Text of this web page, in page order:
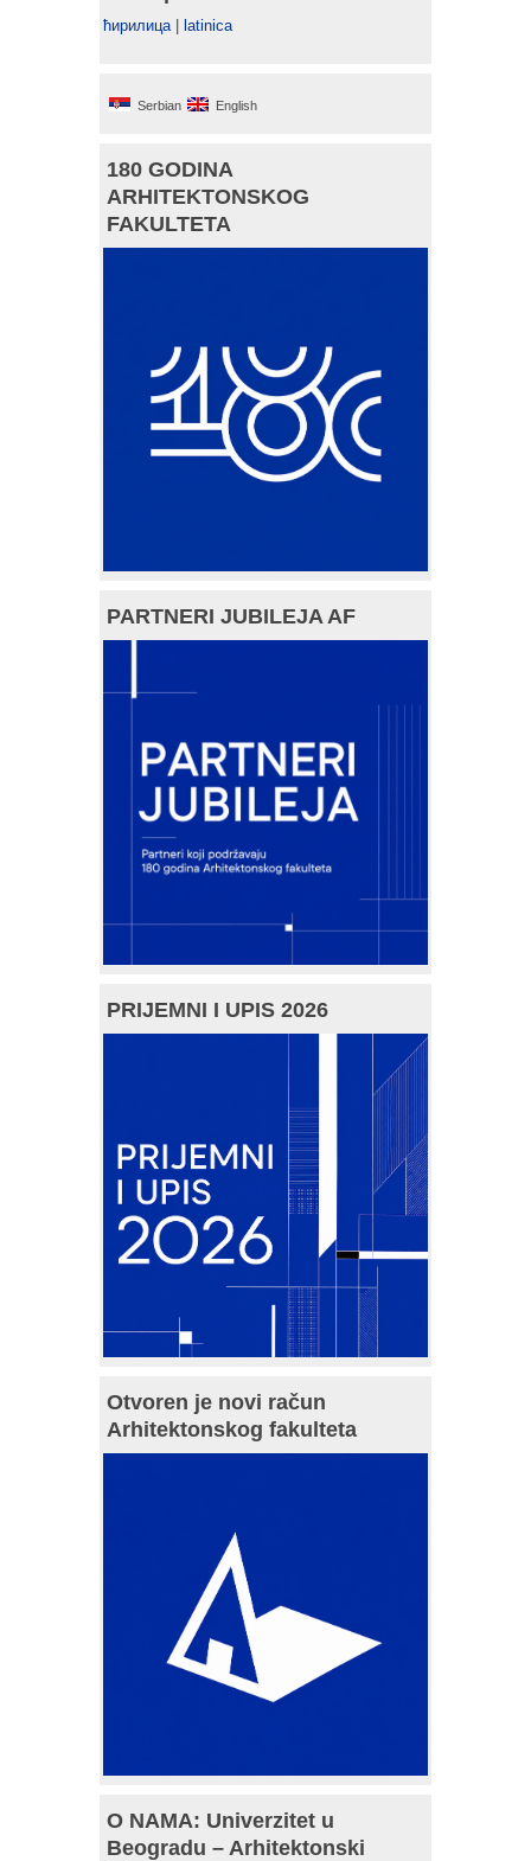
ћирилица| latinica
Serbian English
180 GODINA
ARHITEKTONSKOG
FAKULTETA
PARTNERI JUBILEJA AF
PRIJEMNI I UPIS 2026
Otvoren je novi račun
Arhitektonskog fakulteta
O NAMA: Univerzitet u
Beogradu – Arhitektonski